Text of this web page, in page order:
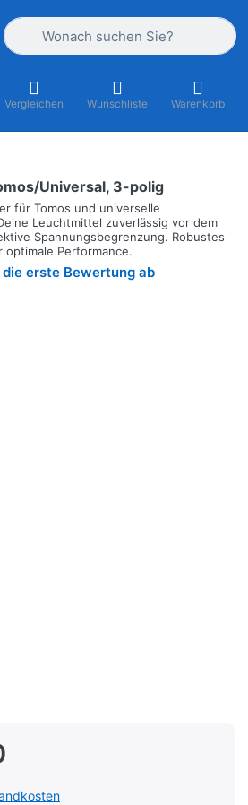
Geben Sie einen Suchbegriff ein.
Vergleichen Wunschliste Warenkorb
Universal, 3-polig
für Tomos und universelle
Leuchtmittel zuverlässig vor dem
Spannungsbegrenzung. Robustes
optimale Performance.
die erste Bewertung ab